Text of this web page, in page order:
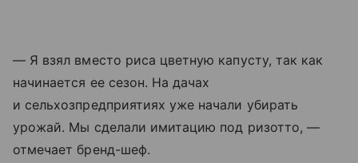
— Я взял вместо риса цветную капусту, так как
начинается ее сезон. На дачах
и сельхозпредприятиях уже начали убирать
урожай. Мы сделали имитацию под ризотто, —
отмечает бренд-шеф.